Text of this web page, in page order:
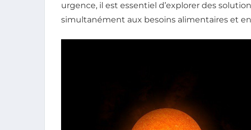
urgence, il est essentiel d’explorer des
simultanément aux besoins alimentaires et